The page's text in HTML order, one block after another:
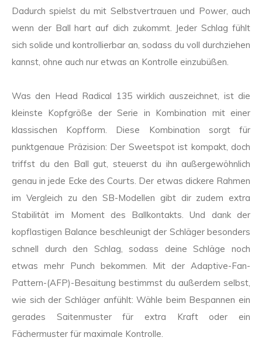
Dadurch spielst du mit Selbstvertrauen und Power, auch
wenn der Ball hart auf dich zukommt. Jeder Schlag fühlt
sich solide und kontrollierbar an, sodass du voll durchziehen
kannst, ohne auch nur etwas an Kontrolle einzubüßen.
Was den Head Radical 135 wirklich auszeichnet, ist die
kleinste Kopfgröße der Serie in Kombination mit einer
klassischen Kopfform. Diese Kombination sorgt für
punktgenaue Präzision: Der Sweetspot ist kompakt, doch
triffst du den Ball gut, steuerst du ihn außergewöhnlich
genau in jede Ecke des Courts. Der etwas dickere Rahmen
im Vergleich zu den SB-Modellen gibt dir zudem extra
Stabilität im Moment des Ballkontakts. Und dank der
kopflastigen Balance beschleunigt der Schläger besonders
schnell durch den Schlag, sodass deine Schläge noch
etwas mehr Punch bekommen. Mit der Adaptive-Fan-
Pattern-(AFP)-Besaitung bestimmst du außerdem selbst,
wie sich der Schläger anfühlt: Wähle beim Bespannen ein
gerades Saitenmuster für extra Kraft oder ein
Fächermuster für maximale Kontrolle.